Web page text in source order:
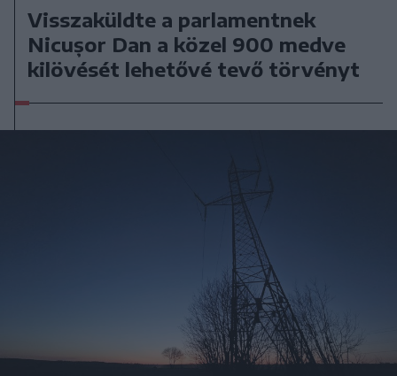
Visszaküldte a parlamentnek
Nicușor Dan a közel 900 medve
kilövését lehetővé tevő törvényt